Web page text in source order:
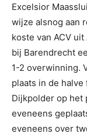
Excelsior
wijze alsnog aan
koste van ACV
bij Barendrecht
1-2 overwinning.
plaats in de
Dijkpolder op het
eveneens
eveneens over